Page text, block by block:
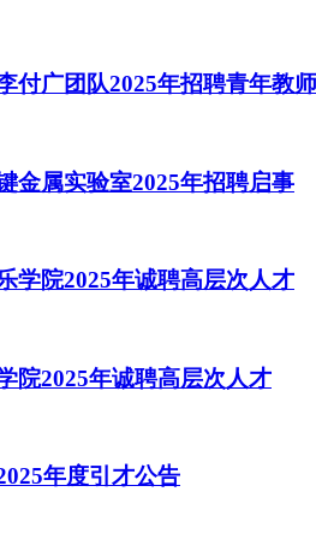
付广团队2025年招聘青年教
金属实验室2025年招聘启事
学院2025年诚聘高层次人才
院2025年诚聘高层次人才
年度引才公告